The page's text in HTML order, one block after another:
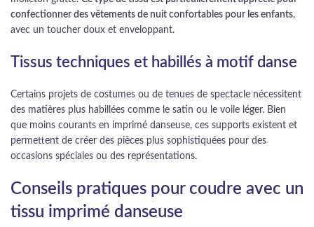
confectionner des vêtements de nuit confortables pour les enfants,
avec un toucher doux et enveloppant.
Tissus techniques et habillés à motif danse
Certains projets de costumes ou de tenues de spectacle nécessitent
des matières plus habillées comme le satin ou le voile léger. Bien
que moins courants en imprimé danseuse, ces supports existent et
permettent de créer des pièces plus sophistiquées pour des
occasions spéciales ou des représentations.
Conseils pratiques pour coudre avec un
tissu imprimé danseuse